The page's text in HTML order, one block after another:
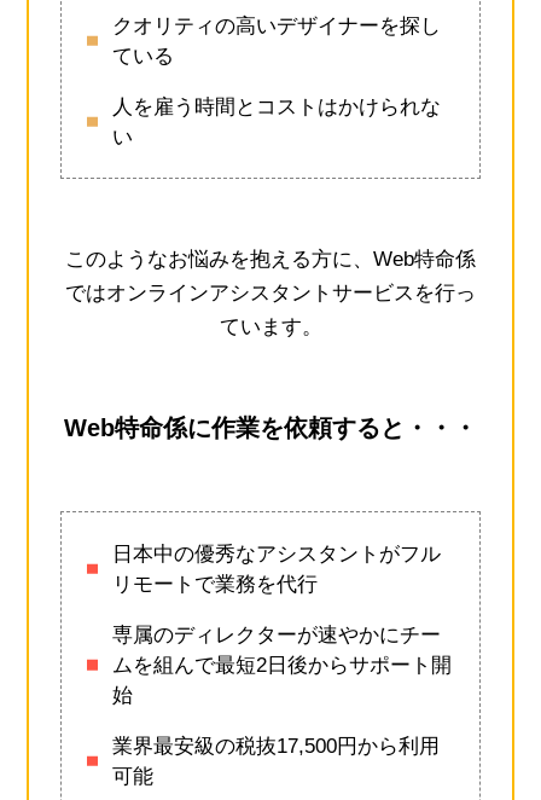
クオリティの高いデザイナーを探し
ている
人を雇う時間とコストはかけられな
い
このようなお悩みを抱える方に、Web特命係
ではオンラインアシスタントサービスを行っ
ています。
Web特命係に作業を依頼すると・・・
日本中の優秀なアシスタントがフル
リモートで業務を代行
専属のディレクターが速やかにチー
ムを組んで最短2日後からサポート開
始
業界最安級の税抜17,500円から利用
可能